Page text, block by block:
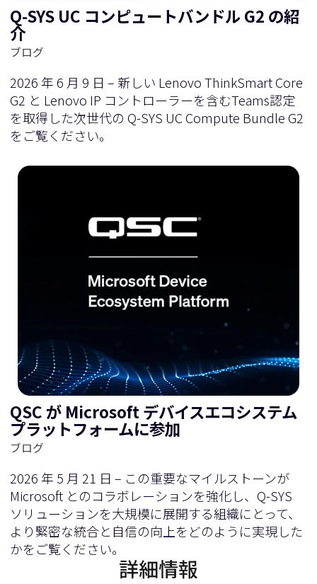
Q-SYS UC コンピュートバンドル G2 の紹
介
ブログ
2026 年 6 月 9 日 – 新しい Lenovo ThinkSmart Core
G2 と Lenovo IP コントローラーを含むTeams認定
を取得した次世代の Q-SYS UC Compute Bundle G2
をご覧ください。
QSC が Microsoft デバイスエコシステム
プラットフォームに参加
ブログ
2026 年 5 月 21 日 – この重要なマイルストーンが
Microsoft とのコラボレーションを強化し、Q-SYS
ソリューションを大規模に展開する組織にとって、
より緊密な統合と自信の向上をどのように実現した
かをご覧ください。
詳細情報